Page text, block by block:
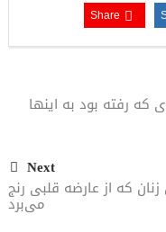
Share
که رفته بود به اینها
Next
که از عارضه قلبی رنج
می‌برد